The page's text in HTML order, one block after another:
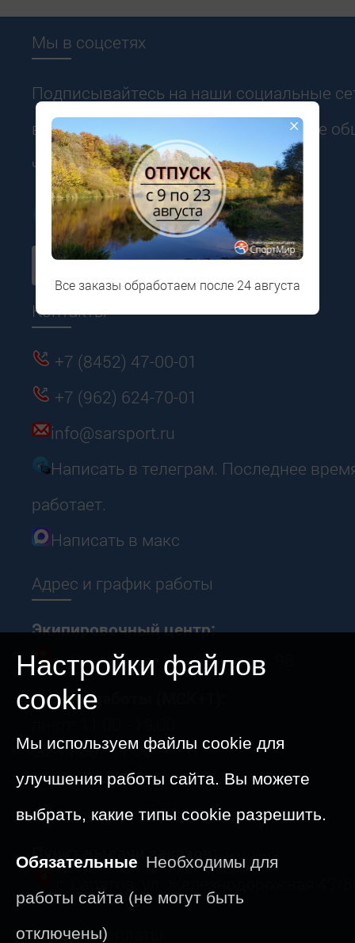
Мы в соцсетях
Подписывайтесь на наши социальные
в курсе всех новостей и акций. Живое
чат-ботов.
Контакты
+7 (8452) 47-00-01
+7 (962) 624-70-01
info@sarsport.ru
Написать в телеграм. Последнее
работает.
Написать в макс
Адрес и график работы
Экипировочный центр:
г. Саратов, ул. 5-я Дачная, д. 9В
График работы (МСК+1):
сб: 11:00 - 17:00
вс: ВЫХОДНОЙ
09-23 августа: ОТПУСК
Пункт выдачи заказов:
Способы оплаты
Настройки файлов
cookie
Мы используем файлы cookie для
улучшения работы сайта. Вы можете
выбрать, какие типы cookie разрешить.
Обязательные Необходимы для
работы сайта (не могут быть
отключены)
×
Все заказы обработаем после 24 августа